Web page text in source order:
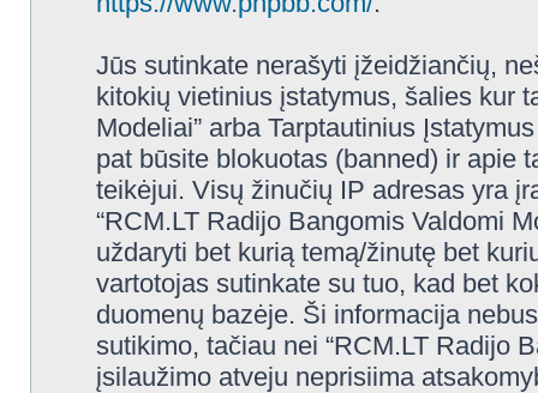
Jūs sutinkate nerašyti įžeidžiančių,
kitokių vietinius įstatymus, šalies kur
Modeliai” arba Tarptautinius
pat būsite blokuotas (banned) ir apie
teikėjui. Visų žinučių IP adresas yra
“RCM.LT Radijo Bangomis Valdomi
uždaryti bet kurią temą/žinutę bet
vartotojas sutinkate su tuo, kad bet
duomenų bazėje. Ši informacija
sutikimo, tačiau nei “RCM.LT Radijo
įsilaužimo atveju neprisiima